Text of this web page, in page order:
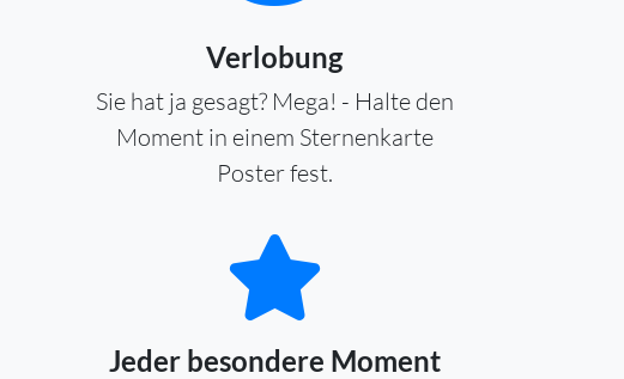
Verlobung
Sie hat ja gesagt? Mega! - Halte den
Moment in einem Sternenkarte
Poster fest.
Jeder besondere Moment